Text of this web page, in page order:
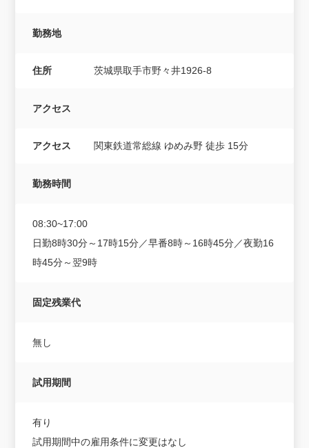
勤務地
住所 茨城県取手市野々井1926-8
アクセス
アクセス 関東鉄道常総線 ゆめみ野 徒歩 15分
勤務時間
08:30~17:00
日勤8時30分～17時15分／早番8時～16時45分／夜勤16
時45分～翌9時
固定残業代
無し
試用期間
有り
試用期間中の雇用条件に変更はなし